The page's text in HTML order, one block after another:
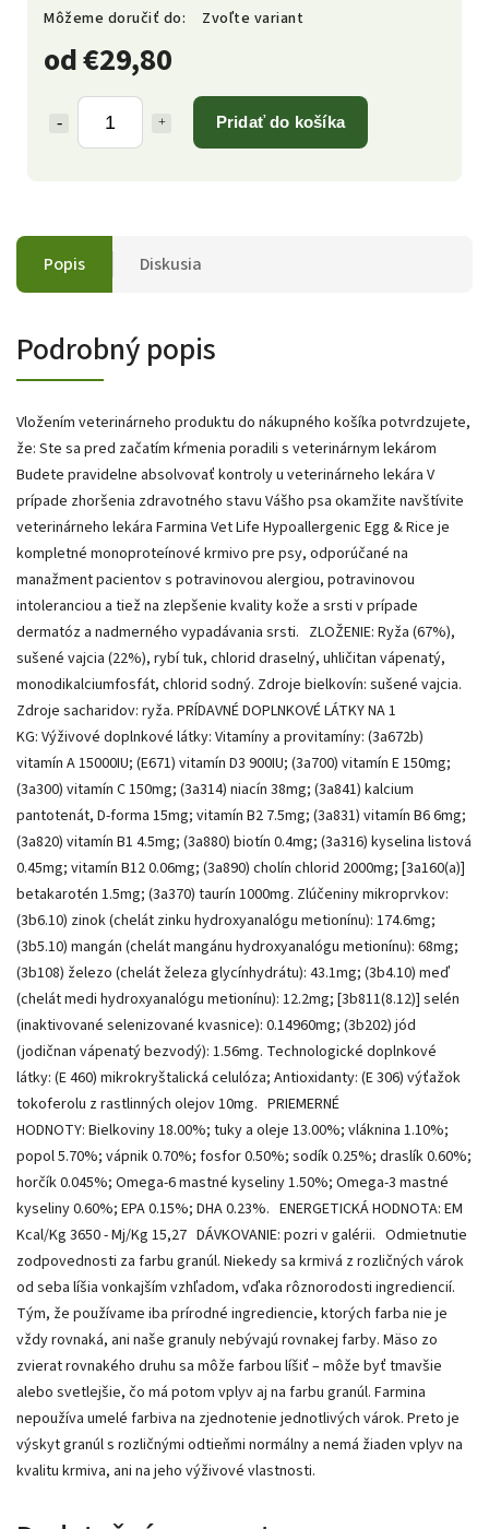
od€29,80
Pridať do košíka
Môžeme doručiť do: Zvoľte variant
Popis Diskusia
Podrobný popis
Vložením veterinárneho produktu do nákupného košíka potvrdzujete,
že: Ste sa pred začatím kŕmenia poradili s veterinárnym lekárom
Budete pravidelne absolvovať kontroly u veterinárneho lekára V
prípade zhoršenia zdravotného stavu Vášho psa okamžite navštívite
veterinárneho lekára Farmina Vet Life Hypoallergenic Egg & Rice je
kompletné monoproteínové krmivo pre psy, odporúčané na
manažment pacientov s potravinovou alergiou, potravinovou
intoleranciou a tiež na zlepšenie kvality kože a srsti v prípade
dermatóz a nadmerného vypadávania srsti. ZLOŽENIE: Ryža (67%),
sušené vajcia (22%), rybí tuk, chlorid draselný, uhličitan vápenatý,
monodikalciumfosfát, chlorid sodný. Zdroje bielkovín: sušené vajcia.
Zdroje sacharidov: ryža. PRÍDAVNÉ DOPLNKOVÉ LÁTKY NA 1
KG: Výživové doplnkové látky: Vitamíny a provitamíny: (3a672b)
vitamín A 15000IU; (E671) vitamín D3 900IU; (3a700) vitamín E 150mg;
(3a300) vitamín C 150mg; (3a314) niacín 38mg; (3a841) kalcium
pantotenát, D-forma 15mg; vitamín B2 7.5mg; (3a831) vitamín B6 6mg;
(3a820) vitamín B1 4.5mg; (3a880) biotín 0.4mg; (3a316) kyselina listová
0.45mg; vitamín B12 0.06mg; (3a890) cholín chlorid 2000mg; [3a160(a)]
betakarotén 1.5mg; (3a370) taurín 1000mg. Zlúčeniny mikroprvkov:
(3b6.10) zinok (chelát zinku hydroxyanalógu metionínu): 174.6mg;
(3b5.10) mangán (chelát mangánu hydroxyanalógu metionínu): 68mg;
(3b108) železo (chelát železa glycínhydrátu): 43.1mg; (3b4.10) meď
(chelát medi hydroxyanalógu metionínu): 12.2mg; [3b811(8.12)] selén
(inaktivované selenizované kvasnice): 0.14960mg; (3b202) jód
(jodičnan vápenatý bezvodý): 1.56mg. Technologické doplnkové
látky: (E 460) mikrokryštalická celulóza; Antioxidanty: (E 306) výťažok
tokoferolu z rastlinných olejov 10mg. PRIEMERNÉ
HODNOTY: Bielkoviny 18.00%; tuky a oleje 13.00%; vláknina 1.10%;
popol 5.70%; vápnik 0.70%; fosfor 0.50%; sodík 0.25%; draslík 0.60%;
horčík 0.045%; Omega-6 mastné kyseliny 1.50%; Omega-3 mastné
kyseliny 0.60%; EPA 0.15%; DHA 0.23%. ENERGETICKÁ HODNOTA: EM
Kcal/Kg 3650 - Mj/Kg 15,27 DÁVKOVANIE: pozri v galérii. Odmietnutie
zodpovednosti za farbu granúl. Niekedy sa krmivá z rozličných várok
od seba líšia vonkajším vzhľadom, vďaka rôznorodosti ingrediencií.
Tým, že používame iba prírodné ingrediencie, ktorých farba nie je
vždy rovnaká, ani naše granuly nebývajú rovnakej farby. Mäso zo
zvierat rovnakého druhu sa môže farbou líšiť – môže byť tmavšie
alebo svetlejšie, čo má potom vplyv aj na farbu granúl. Farmina
nepoužíva umelé farbiva na zjednotenie jednotlivých várok. Preto je
výskyt granúl s rozličnými odtieňmi normálny a nemá žiaden vplyv na
kvalitu krmiva, ani na jeho výživové vlastnosti.